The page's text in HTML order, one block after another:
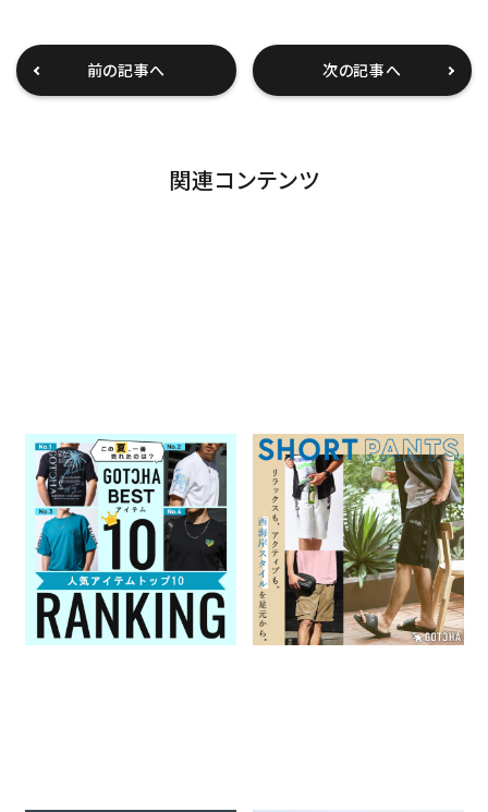
前の記事へ 次の記事へ
関連コンテンツ
この夏、一番売れたのは？
GOTCHA 人気アイテムトップ
10
2026.07.31
GOTCHA
SHORT PANTS リラックスも、
アクティブも。西海岸スタイル
を足元から
2026.07.23
GOTCHA 特集一覧